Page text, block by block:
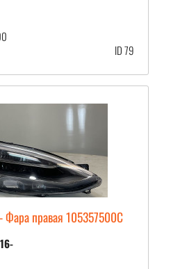
ID 79
Фара правая 105357500C